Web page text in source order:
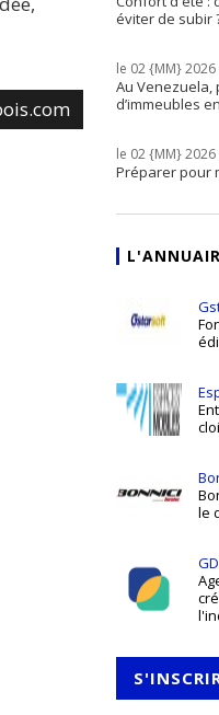
éviter de subir
le 02 {MM}
Au
d’immeubles
le 02 {MM}
Préparer pour
le